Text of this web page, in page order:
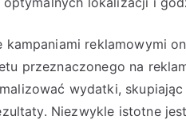
kampaniami reklamowymi
przeznaczonego na
wydatki,
Niezwykle istotne